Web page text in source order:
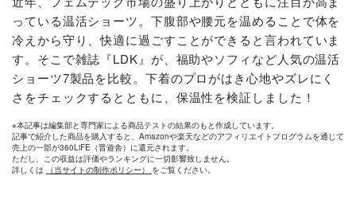
っている温活ショーツ。下腹部や腰元を温めることで体を
冷えから守り、快適に過ごすことができると言われていま
す。そこで雑誌『LDK』が、福助やソフィなど人気の温活
ショーツ7製品を比較。下着のプロがはき心地やズレにく
さをチェックするとともに、保温性を検証しました！
※本記事は編集部と専門家による商品テストの結果のもと作成しています。
記事で紹介した商品を購入すると、Amazonや楽天などのアフィリエイトプログラムを通じて
売上の一部が360LiFE（晋遊舎）に還元されます。
ただし、この収益は評価やランキングに一切影響致しません。
詳しくは
（当サイトの制作ポリシー） をご覧ください。